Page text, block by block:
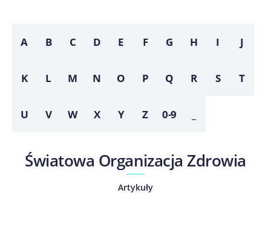
A B C D E F G H I J
K L M N O P Q R S T
U V W X Y Z 0-9
Światowa Organizacja Zdrowia
Artykuły